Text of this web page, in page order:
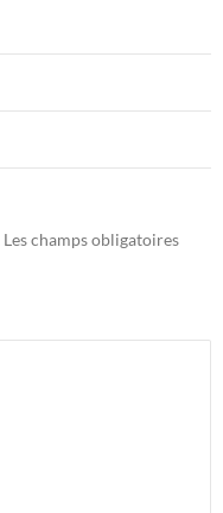
Les champs obligatoires